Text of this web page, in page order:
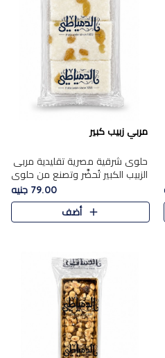
مربي زبيب كبير
حلوى شرقية مصرية تقليدية مربى
الزبيب الكبير تُحضَّر وتصنع من حلوي
جوز الهند باسد بقوام طري ومذاق
غني، وتُزين وتغطا بحبات الزبيب
الذهبي التي ..
79.00 جنيه
أضف